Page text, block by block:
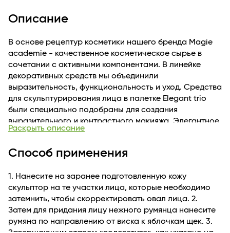
Описание
В основе рецептур косметики нашего бренда Magie
academie - качественное косметическое сырье в
сочетании с активными компонентами. В линейке
декоративных средств мы объединили
выразительность, функциональность и уход. Средства
для скульптурирования лица в палетке Elegant trio
были специально подобраны для создания
выразительного и контрастного макияжа. Элегантное
трио румян, хайлайтера и контуринга в сете №1 Light
средств присутствует витамин Е (Токоферол) - важный
упругость; токоферол поддерживает тонус и является
мощным антиоксидантом. Мы позаботились не только
о качестве, но и об удобстве для потребителей, и
разместили на обратной стороне палетки понятную
схему нанесения декоративных средств на лицо с
Раскрыть описание
Способ применения
1. Нанесите на заранее подготовленную кожу
скульптор на те участки лица, которые необходимо
затемнить, чтобы скорректировать овал лица. 2.
Затем для придания лицу нежного румянца нанесите
румяна по направлению от виска к яблочкам щек. 3.